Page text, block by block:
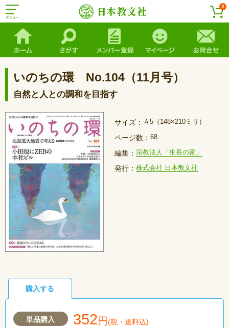
0
いのちの環 No.104（11月号）
自然と人との調和を目指す
サイズ： Ａ5（148×210ミリ）
ページ数： 68
編集： 宗教法人「生長の家」
発行： 株式会社 日本教文社
購入する
単品購入 352円(税・送料込)